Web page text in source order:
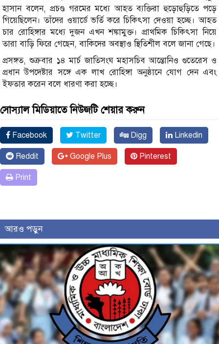
হাসান বলেন, প্রচণ্ড গরমের মধ্যে আহত ব্যক্তিরা হুড়োহুড়িতে পড়ে
গিয়েছিলেন। তাঁদের ওয়ার্ডে ভর্তি করে চিকিৎসা দেওয়া হচ্ছে। আহত
চার রোহিঙ্গার মধ্যে দুজন এখন শঙ্কামুক্ত। প্রাথমিক চিকিৎসা নিয়ে
তারা বাড়ি ফিরে গেছেন, বাকিদের অবস্থাও স্থিতিশীল বলে জানা গেছে।
প্রসঙ্গত, শুক্রবার ১৪ মার্চ জাতিসংঘ মহাসচিব আন্তোনিও গুতেরেস ও
প্রধান উপদেষ্টার সঙ্গে এক লাখ রোহিঙ্গা অনুষ্ঠানে যোগ দেন এবং
ইফতার করেন বলে ধারণা করা হচ্ছে।
সোস্যাল মিডিয়াতে নিউজটি শেয়ার করুন
Facebook Twitter Digg Linkedin
Reddit Google Plus Pinterest
Print
আরও পড়ুন